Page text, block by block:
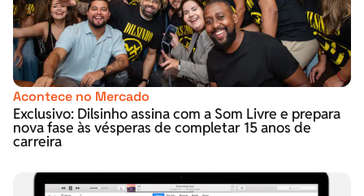
Acontece no Mercado
Exclusivo: Dilsinho assina com a Som Livre e prepara
nova fase às vésperas de completar 15 anos de
carreira